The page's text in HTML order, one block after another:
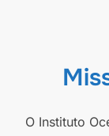
O Instituto